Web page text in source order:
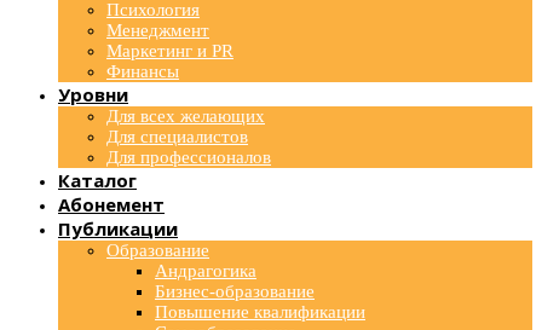
Психология
Менеджмент
Маркетинг и PR
Финансы
Уровни
Для всех желающих
Для специалистов
Для профессионалов
Каталог
Абонемент
Публикации
Образование
Андрагогика
Бизнес-образование
Повышение квалификации